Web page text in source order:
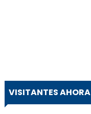
VISITANTES AHORA